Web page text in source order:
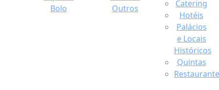
Bolo
Outros
Catering
Hotéis
Palácios
e Locais
Históricos
Quintas